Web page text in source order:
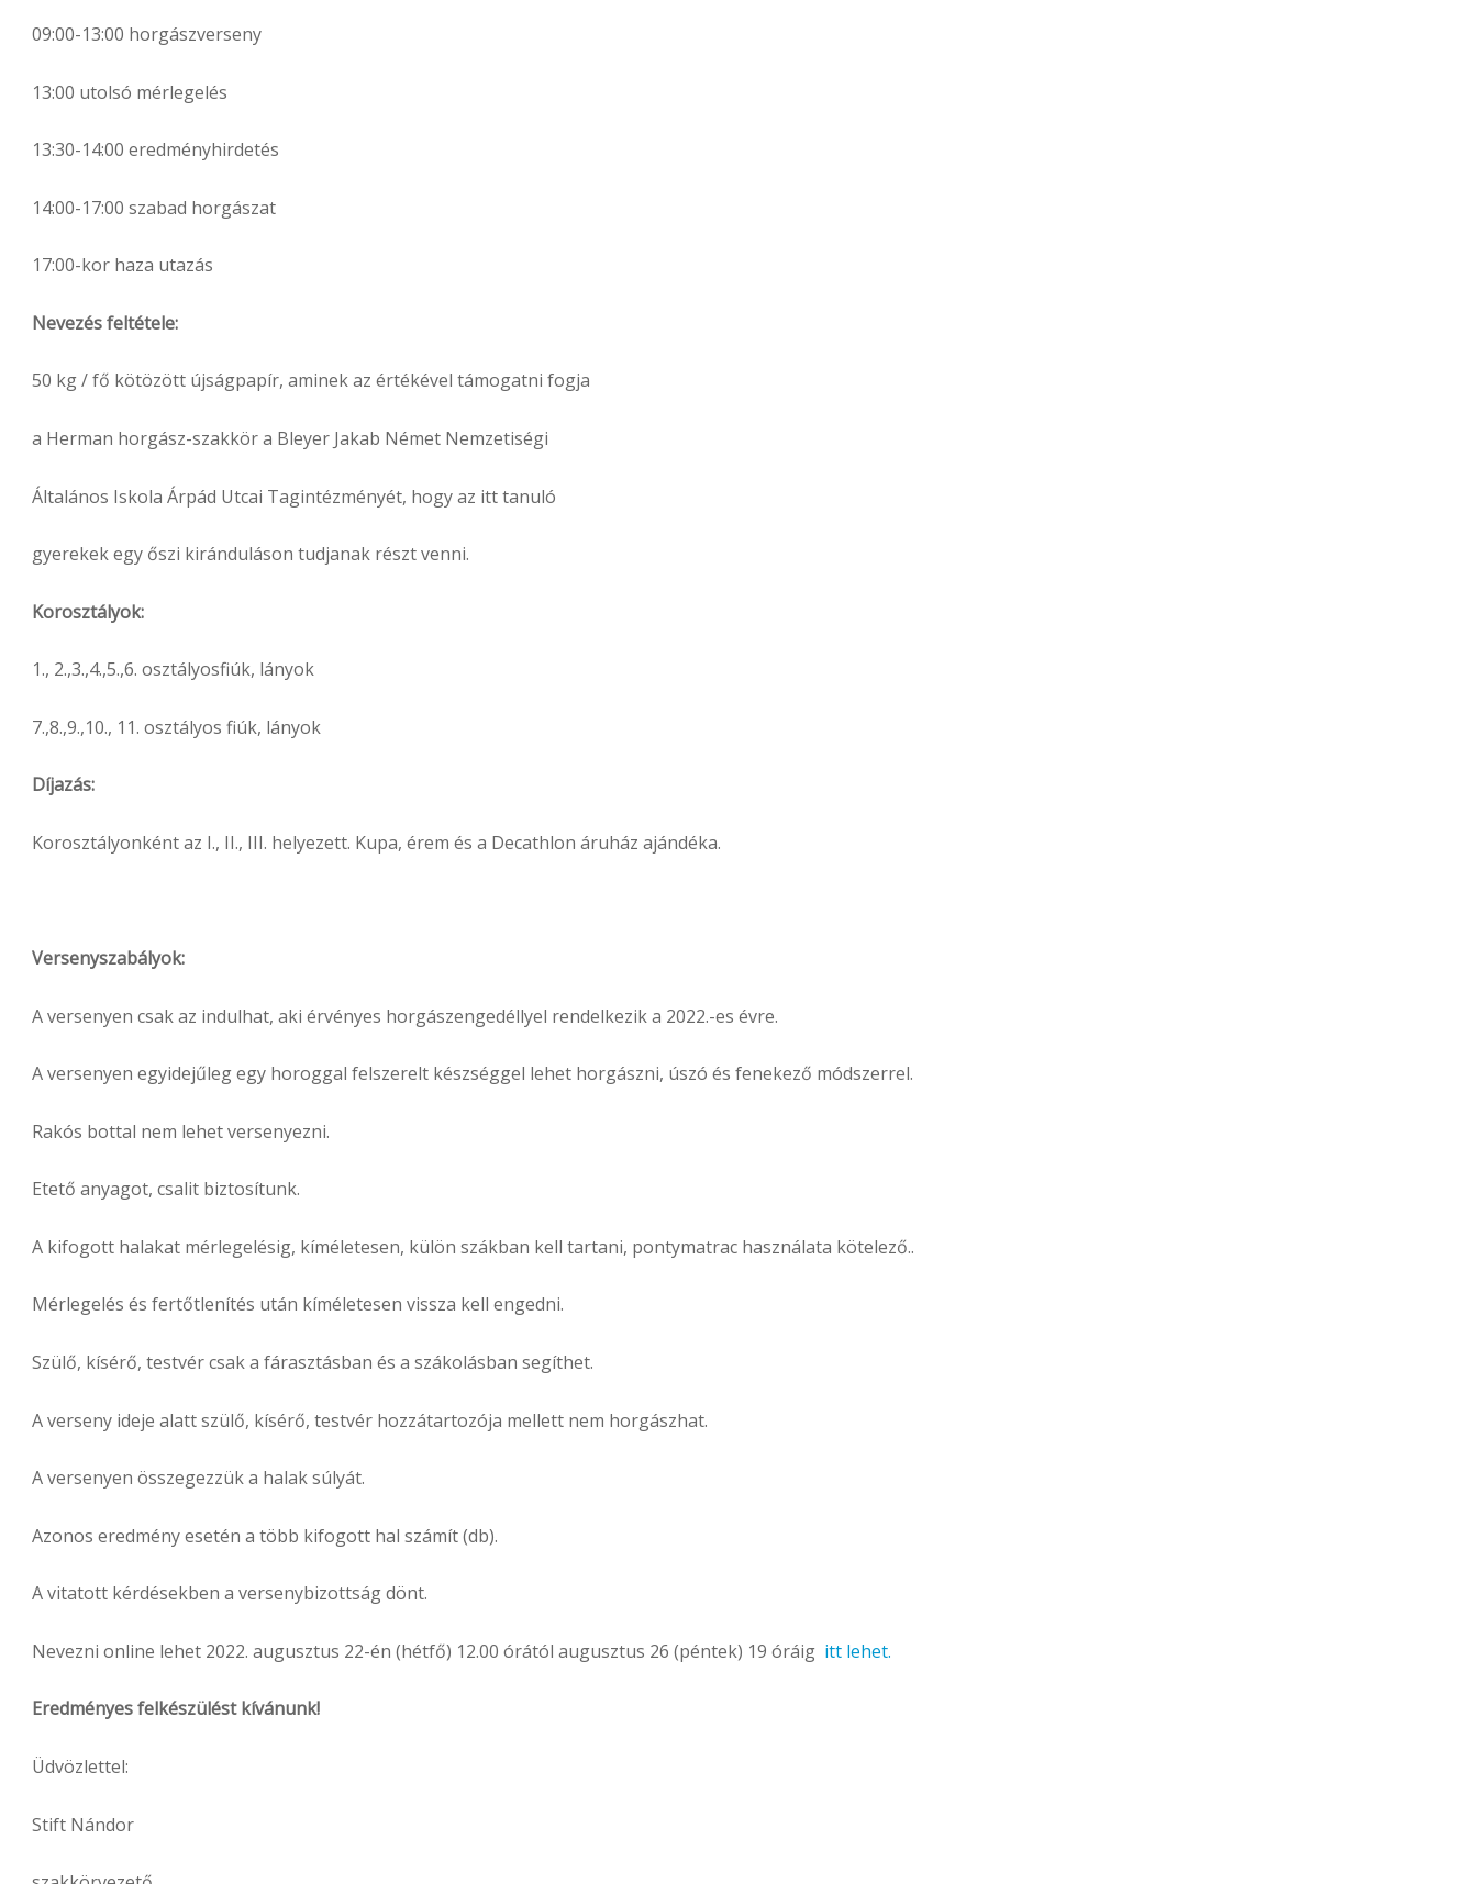
09:00-13:00 horgászverseny
13:00 utolsó mérlegelés
13:30-14:00 eredményhirdetés
14:00-17:00 szabad horgászat
17:00-kor haza utazás
Nevezés feltétele:
50 kg / fő kötözött újságpapír, aminek az értékével támogatni fogja
a Herman horgász-szakkör a Bleyer Jakab Német Nemzetiségi
Általános Iskola Árpád Utcai Tagintézményét, hogy az itt tanuló
gyerekek egy őszi kiránduláson tudjanak részt venni.
Korosztályok:
1., 2.,3.,4.,5.,6. osztályosfiúk, lányok
7.,8.,9.,10., 11. osztályos fiúk, lányok
Díjazás:
Korosztályonként az I., II., III. helyezett. Kupa, érem és a Decathlon áruház ajándéka.
Versenyszabályok:
A versenyen csak az indulhat, aki érvényes horgászengedéllyel rendelkezik a 2022.-es évre.
A versenyen egyidejűleg egy horoggal felszerelt készséggel lehet horgászni, úszó és fenekező módszerrel.
Rakós bottal nem lehet versenyezni.
Etető anyagot, csalit biztosítunk.
A kifogott halakat mérlegelésig, kíméletesen, külön szákban kell tartani, pontymatrac használata kötelező..
Mérlegelés és fertőtlenítés után kíméletesen vissza kell engedni.
Szülő, kísérő, testvér csak a fárasztásban és a szákolásban segíthet.
A verseny ideje alatt szülő, kísérő, testvér hozzátartozója mellett nem horgászhat.
A versenyen összegezzük a halak súlyát.
Azonos eredmény esetén a több kifogott hal számít (db).
A vitatott kérdésekben a versenybizottság dönt.
Nevezni online lehet 2022. augusztus 22-én (hétfő) 12.00 órától augusztus 26 (péntek) 19 óráig itt lehet.
Eredményes felkészülést kívánunk!
Üdvözlettel:
Stift Nándor